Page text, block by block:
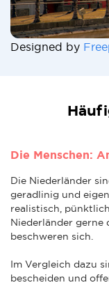
Designed by
Die Menschen:
Die Niederländer
geradlinig und
realistisch,
Niederländer gerne
beschweren sich.
Im Vergleich dazu
bescheiden und